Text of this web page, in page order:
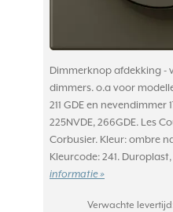
Dimmerknop afdekking -
dimmers. o.a voor
211 GDE en nevendimmer
225NVDE, 266GDE. Les
Corbusier. Kleur: ombre
Kleurcode: 241.
informatie »
Verwachte